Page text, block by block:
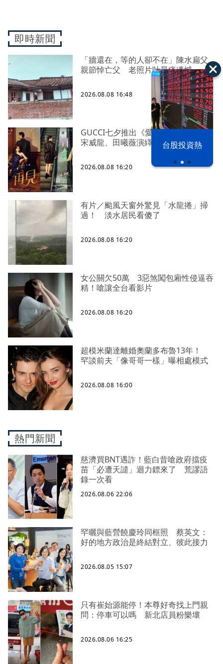
漢光42演習 台股投資熱
即時新聞
「牆還在，等的人卻不在」陳水扁父
親節悼亡父 老照片吐最痛遺憾
2026.08.08 16:48
GUCCI七夕推出《愛情有戲》 文淇、
宋威龍、田曦薇演繹愛情三重奏
2026.08.08 16:20
有片／颱風天窗外驚見「水龍捲」掃
過！ 淡水居民看傻了
2026.08.08 16:20
女公關欠50萬 3惡煞闖包廂性侵逼吞
精！嗆讓全台看影片
2026.08.08 16:20
超模米蘭達離婚奧蘭多布魯13年！
罕談前夫「像哥哥一樣」曝相處模式
2026.08.08 16:00
熱門新聞
慈濟買BNT遇詐！藍白昔嗆政府擋疫
苗「必遭天譴」迴力鏢來了 荒謬語
錄一次看
2026.08.06 22:06
罕曬與藍營饒慶玲同框照 蔡英文：
好的地方政治是終結對立、彼此接力
2026.08.05 15:07
只有崔始源能停！本尊好奇找上門親
問：停車可以嗎 新北店員粉樂壞
2026.08.06 16:25